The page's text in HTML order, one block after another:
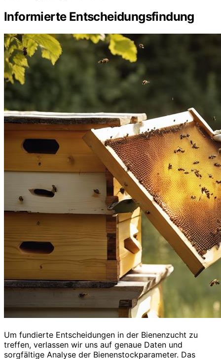
Informierte Entscheidungsfindung
Um fundierte Entscheidungen in der Bienenzucht zu
treffen, verlassen wir uns auf genaue Daten und
sorgfältige Analyse der Bienenstockparameter. Das